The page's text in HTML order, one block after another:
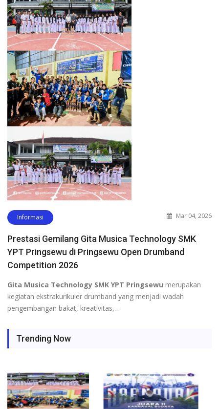
Informasi Mar 04, 2026
Prestasi Gemilang Gita Musica Technology SMK
YPT Pringsewu di Pringsewu Open Drumband
Competition 2026
Gita Musica Technology SMK YPT Pringsewu merupakan
kegiatan ekstrakurikuler drumband yang menjadi wadah
pengembangan bakat, kreativitas,…
Trending Now